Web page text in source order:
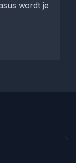
wordt je